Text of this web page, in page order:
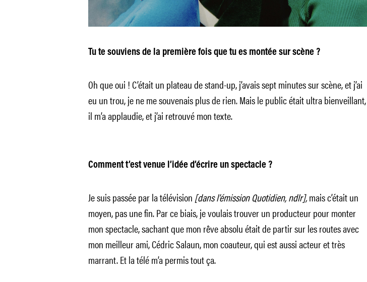
Tu te souviens de la première fois que tu es montée sur scène ?
Oh que oui ! C’était un plateau de stand-up, j’avais sept minutes sur scène, et j’ai
eu un trou, je ne me souvenais plus de rien. Mais le public était ultra bienveillant,
il m’a applaudie, et j’ai retrouvé mon texte.
Comment t’est venue l’idée d’écrire un spectacle ?
Je suis passée par la télévision [dans l’émission Quotidien, ndlr],mais c’était un
moyen, pas une fin. Par ce biais, je voulais trouver un producteur pour monter
mon spectacle, sachant que mon rêve absolu était de partir sur les routes avec
mon meilleur ami, Cédric Salaun, mon coauteur, qui est aussi acteur et très
marrant. Et la télé m’a permis tout ça.